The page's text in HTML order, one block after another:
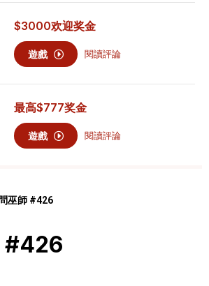
$3000欢迎奖金
遊戲 閱讀評論
最高$777奖金
遊戲 閱讀評論
巫師 #426
#426